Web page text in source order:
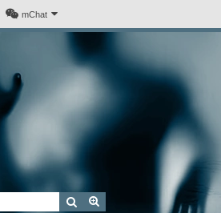
mChat
Szukaj Wyszukiwanie